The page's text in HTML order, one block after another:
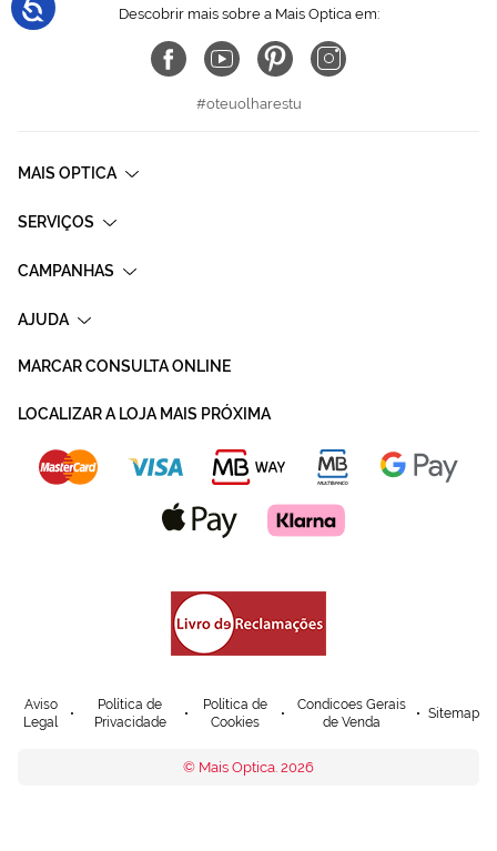
Descobrir mais sobre a Mais Optica em:
#oteuolharestu
MAIS OPTICA
SERVIÇOS
CAMPANHAS
AJUDA
MARCAR CONSULTA ONLINE
LOCALIZAR A LOJA MAIS PRÓXIMA
Aviso
Legal
Política de
Privacidade
Política de
Cookies
Condicoes Gerais
de Venda
Sitemap
© Mais Optica. 2026